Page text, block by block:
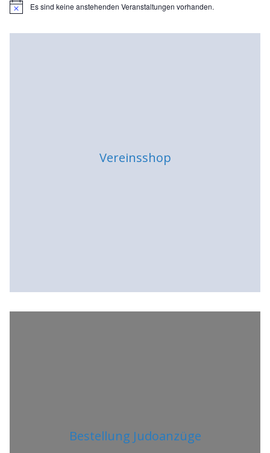
H
Es sind keine anstehenden Veranstaltungen vorhanden.
Vereinsshop
Bestellung Judoanzüge